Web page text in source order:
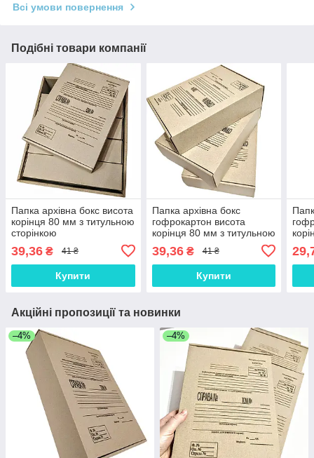
Всі умови повернення
Подібні товари компанії
Папка архівна бокс висота
корінця 80 мм з титульною
сторінкою
39,36 ₴ 41 ₴
Купити
Папка архівна бокс
гофрокартон висота
корінця 80 мм з титульною
39,36₴ 41 ₴
Купити
Акційні пропозиції та новинки
–4% –4%